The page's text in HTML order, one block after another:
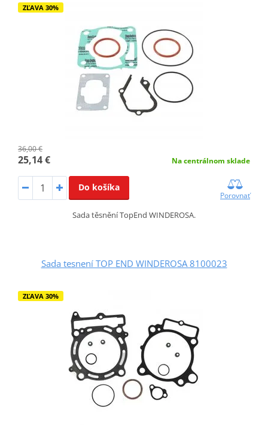
ZĽAVA 30%
36,00 €
25,14 € Na centrálnom sklade
Do košíka
Porovnať
Sada těsnění TopEnd WINDEROSA.
Sada tesnení TOP END WINDEROSA 8100023
ZĽAVA 30%